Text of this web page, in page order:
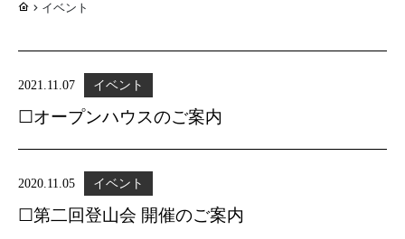
イベント
2021.11.07 イベント
☐オープンハウスのご案内
2020.11.05 イベント
☐第二回登山会 開催のご案内